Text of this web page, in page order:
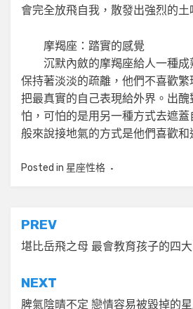
會完全放飛自我，散發出強烈的土
摩羯座：踏實的感覺
沉默內斂的摩羯座給人一種成
保持著淡淡的疏離，他們不喜歡
把最真實的自己表現給外界。出
怕，可怕的是用另一種方式去遮
般來說接地氣的方式是他們喜歡和
Posted in 星座性格
文
章
導
覽
PREV
堪比岳飛之母 最會教育孩子的四
NEXT
脾氣陰晴不定 戀情容易被毀掉的